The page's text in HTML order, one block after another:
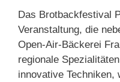
Das Brotbackfestival
Veranstaltung, die
Open-Air-Bäckerei
regionale
innovative Techniken,